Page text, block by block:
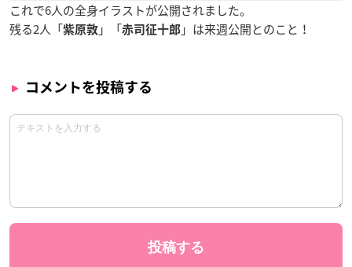
これで6人の全身イラストが公開されました。
残る2人「紫原敦 」「赤司征十郎 」は来週公開とのこと！
コメントを投稿する